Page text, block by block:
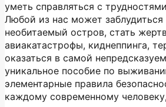
уметь справляться с
Любой из нас может заблудиться
необитаемый остров, стать
авиакатастрофы, киднеппинга,
оказаться в самой
уникальное пособие по
элементарные правила
каждому современному